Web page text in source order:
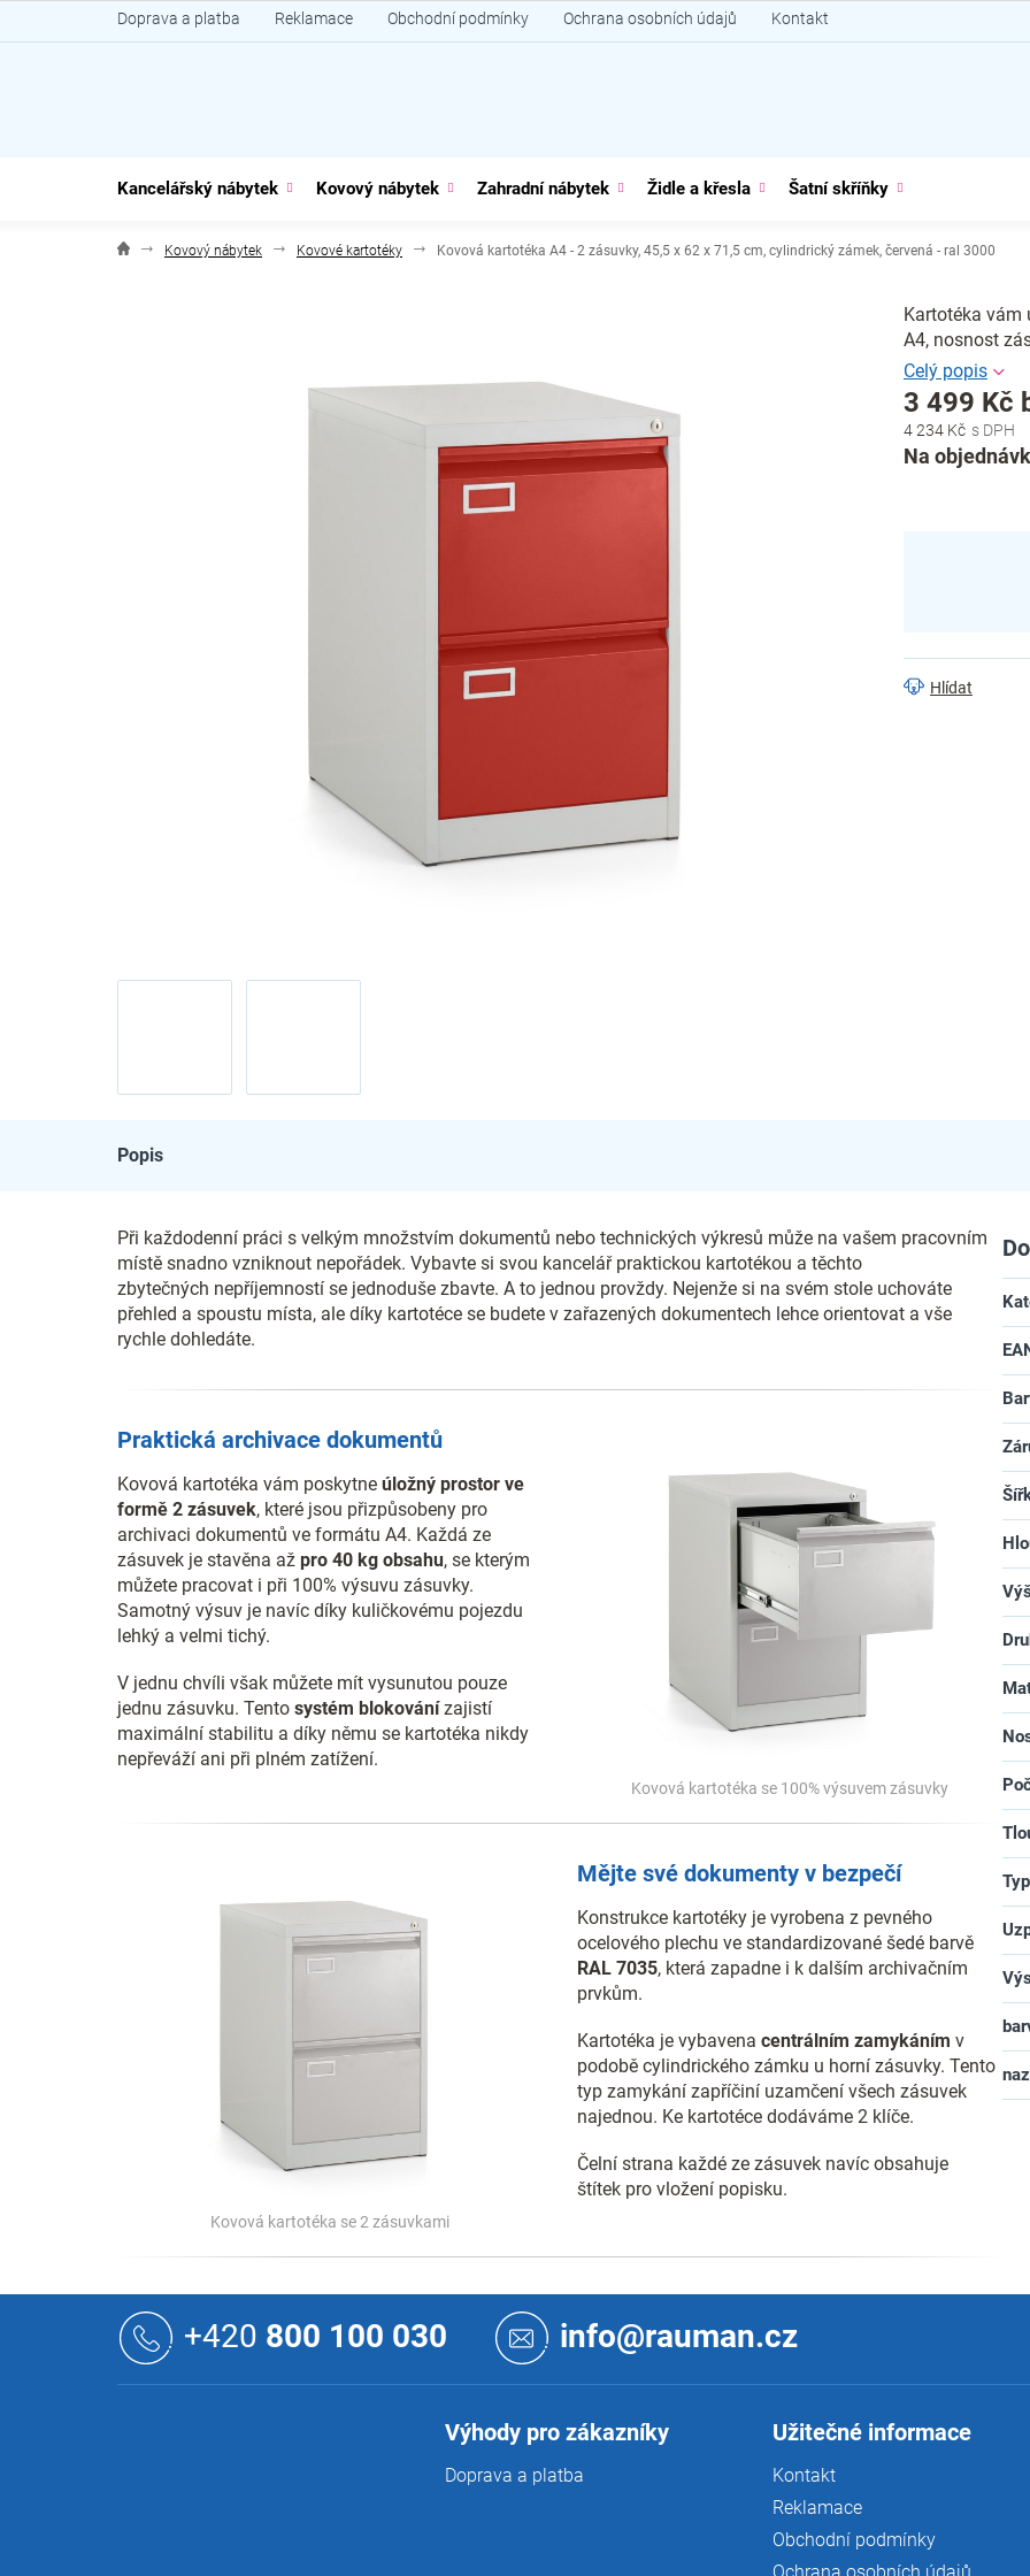
na
Doprava a platba Reklamace Obchodní podmínky Ochrana osobních údajů Kontakt
Kancelářský nábytek Kovový nábytek Zahradní nábytek Židle a křesla Šatní skříňky
Kovový nábytek Kovové kartotéky Kovová kartotéka A4 - 2 zásuvky, 45,5 x 62 x 71,5 cm, cylindrický zámek, červená - ral 3000
4 234 Kč
3 499 Kč
Měrná
cena:
Na
Kartotéka vám
A4, nosnost
Hlídat
Popis
Při každodenní práci s velkým množstvím dokumentů nebo technických výkresů může na vašem pracovním
místě snadno vzniknout nepořádek. Vybavte si svou kancelář praktickou kartotékou a těchto
zbytečných nepříjemností se jednoduše zbavte. A to jednou provždy. Nejenže si na svém stole uchováte
přehled a spoustu místa, ale díky kartotéce se budete v zařazených dokumentech lehce orientovat a vše
rychle dohledáte.
Praktická archivace dokumentů
Kovová kartotéka vám poskytne úložný prostor ve
formě 2 zásuvek, které jsou přizpůsobeny pro
archivaci dokumentů ve formátu A4. Každá ze
zásuvek je stavěna až pro 40 kg obsahu, se kterým
můžete pracovat i při 100% výsuvu zásuvky.
Samotný výsuv je navíc díky kuličkovému pojezdu
lehký a velmi tichý.
V jednu chvíli však můžete mít vysunutou pouze
jednu zásuvku. Tento systém blokovánízajistí
maximální stabilitu a díky němu se kartotéka nikdy
nepřeváží ani při plném zatížení.
Kovová kartotéka se 100% výsuvem zásuvky
Kovová kartotéka se 2 zásuvkami
Mějte své dokumenty v bezpečí
Konstrukce kartotéky je vyrobena z pevného
ocelového plechu ve standardizované šedé barvě
RAL 7035, která zapadne i k dalším archivačním
prvkům.
Kartotéka je vybavenacentrálním zamykáním v
podobě cylindrického zámku u horní zásuvky. Tento
typ zamykání zapříčiní uzamčení všech zásuvek
najednou. Ke kartotéce dodáváme 2 klíče.
Čelní strana každé ze zásuvek navíc obsahuje
štítek pro vložení popisku.
+420 800 100 030 info@rauman.cz
Výhody pro zákazníky
Doprava a platba
Užitečné informace
Kontakt
Reklamace
Obchodní podmínky